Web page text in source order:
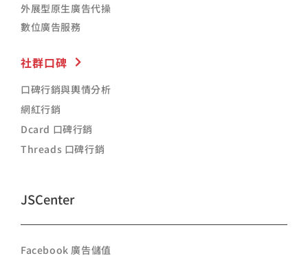
外展型原生廣告代操
數位廣告服務
社群口碑
口碑行銷與輿情分析
網紅行銷
Dcard 口碑行銷
Threads 口碑行銷
JSCenter
Facebook 廣告儲值